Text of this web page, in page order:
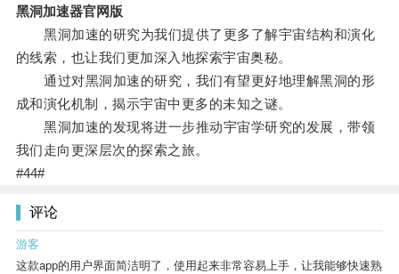
黑洞加速器官网版
黑洞加速的研究为我们提供了更多了解宇宙结构和演化
的线索，也让我们更加深入地探索宇宙奥秘。
通过对黑洞加速的研究，我们有望更好地理解黑洞的形
成和演化机制，揭示宇宙中更多的未知之谜。
黑洞加速的发现将进一步推动宇宙学研究的发展，带领
我们走向更深层次的探索之旅。
#44#
评论
游客
这款app的用户界面简洁明了，使用起来非常容易上手，让我能够快速熟